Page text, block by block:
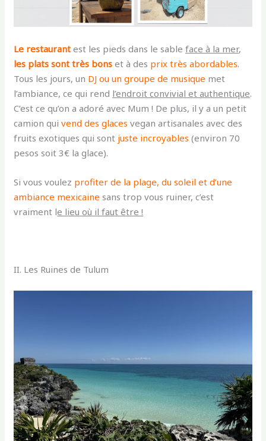
Le restaurantest les pieds dans le sableface à la mer,
les plats sont très bons et à des prix très abordables.
Tous les jours, un DJ ou un groupe de musique met
l’ambiance, ce qui rend l’endroit convivial et authentique.
C’est ce qu’on a adoré avec Mum ! De plus, il y a un petit
camion quivend des glaces vegan artisanales avec des
fruits exotiques qui sont juste incroyables (environ 70
pesos soit 3€ la glace).
Si vous voulez profiter de la plage, du soleil et d’une
ambiance mexicaine sans trop vous ruiner, c’est
vraiment le lieu où il faut être !
II. Les Ruines de Tulum